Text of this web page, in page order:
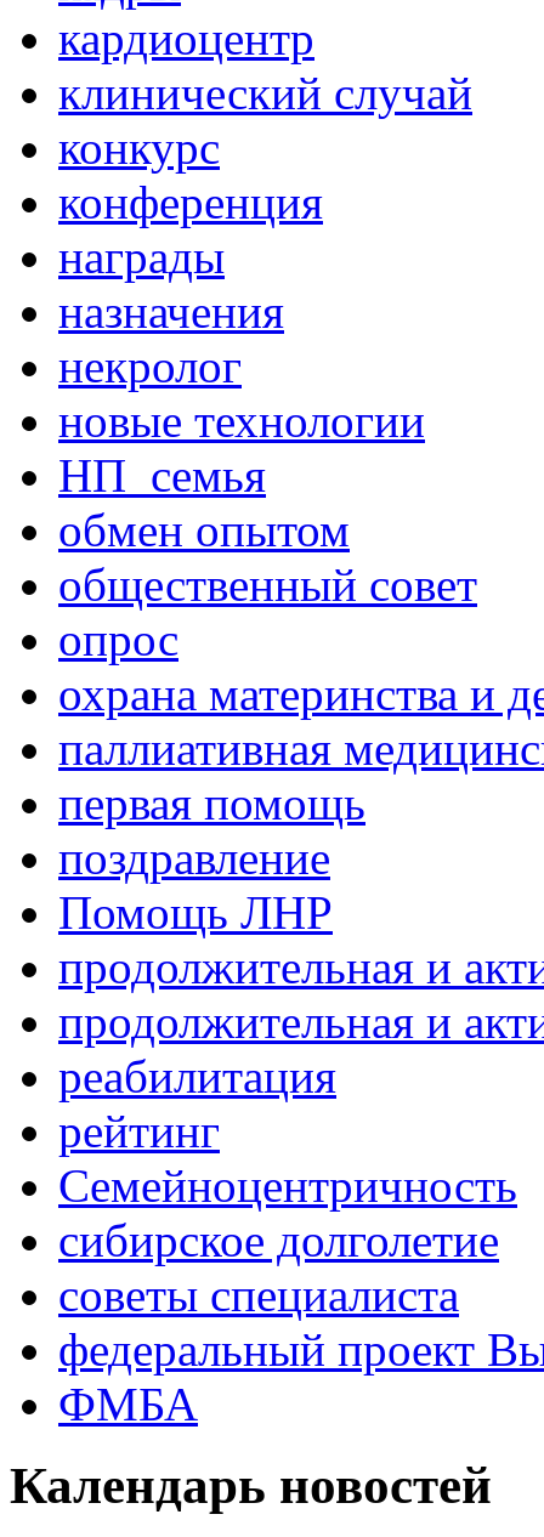
кардиоцентр
клинический случай
конкурс
конференция
награды
назначения
некролог
новые технологии
НП_семья
обмен опытом
общественный совет
опрос
охрана материнства и
паллиативная
первая помощь
поздравление
Помощь ЛНР
продолжительная и
продолжительная и
реабилитация
рейтинг
Семейноцентричность
сибирское долголетие
советы специалиста
федеральный проект
ФМБА
Календарь новостей